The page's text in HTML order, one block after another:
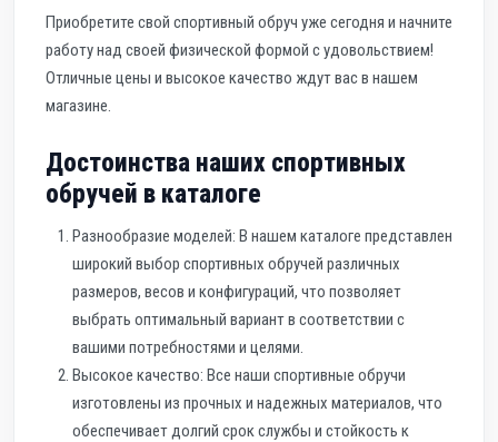
Приобретите свой спортивный обруч уже сегодня и начните
работу над своей физической формой с удовольствием!
Отличные цены и высокое качество ждут вас в нашем
магазине.
Достоинства наших спортивных
обручей в каталоге
Разнообразие моделей: В нашем каталоге представлен
широкий выбор спортивных обручей различных
размеров, весов и конфигураций, что позволяет
выбрать оптимальный вариант в соответствии с
вашими потребностями и целями.
Высокое качество: Все наши спортивные обручи
изготовлены из прочных и надежных материалов, что
обеспечивает долгий срок службы и стойкость к